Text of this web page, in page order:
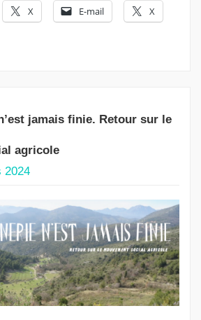
X E-mail X
jamais finie. Retour sur le
agricole
2024